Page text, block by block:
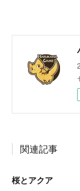
関連記事
桜とアクア